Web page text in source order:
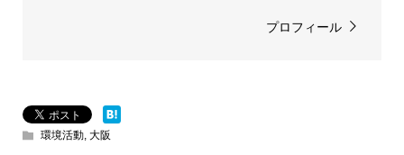
プロフィール
環境活動, 大阪